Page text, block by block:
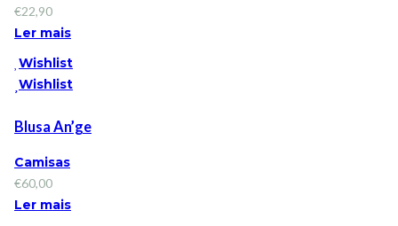
€22,90
Ler mais
Wishlist
Wishlist
Blusa An’ge
Camisas
€60,00
Ler mais